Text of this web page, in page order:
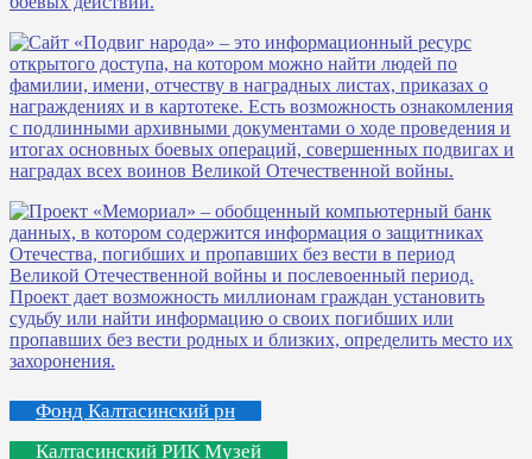
Фонд Калтасинский рн
Калтасинский РИК Музей